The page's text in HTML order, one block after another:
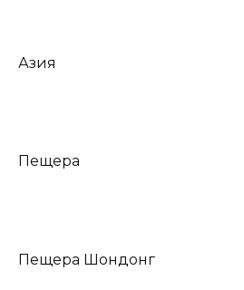
Азия
Пещера
Пещера Шондонг